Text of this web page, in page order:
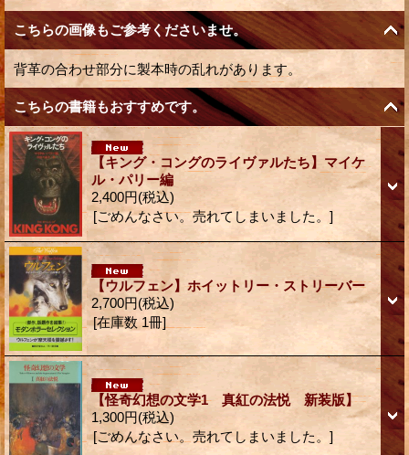
こちらの画像もご参考くださいませ。
背革の合わせ部分に製本時の乱れがあります。
こちらの書籍もおすすめです。
【キング・コングのライヴァルたち】マイケ
ル・パリー編
2,400円(税込)
[ごめんなさい。売れてしまいました。]
【ウルフェン】ホイットリー・ストリーバー
2,700円(税込)
[在庫数 1冊]
【怪奇幻想の文学1 真紅の法悦 新装版】
1,300円(税込)
[ごめんなさい。売れてしまいました。]